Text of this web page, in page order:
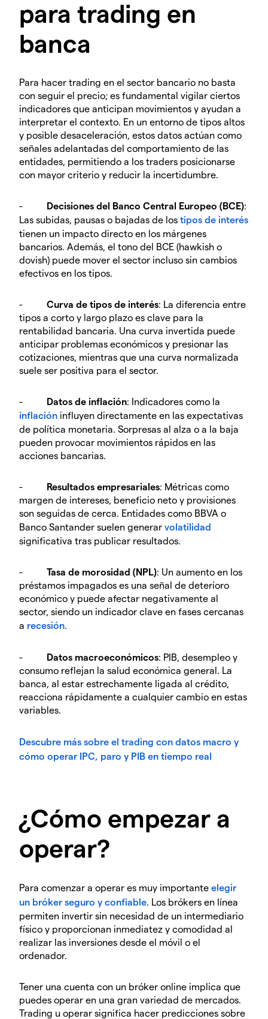
para trading en
banca
Para hacer trading en el sector bancario no basta
con seguir el precio; es fundamental vigilar ciertos
indicadores que anticipan movimientos y ayudan a
interpretar el contexto. En un entorno de tipos altos
y posible desaceleración, estos datos actúan como
señales adelantadas del comportamiento de las
entidades, permitiendo a los traders posicionarse
con mayor criterio y reducir la incertidumbre.
- Decisiones del Banco Central Europeo (BCE):
Las subidas, pausas o bajadas de los tipos de interés
tienen un impacto directo en los márgenes
bancarios. Además, el tono del BCE (hawkish o
dovish) puede mover el sector incluso sin cambios
efectivos en los tipos.
- Curva de tipos de interés: La diferencia entre
tipos a corto y largo plazo es clave para la
rentabilidad bancaria. Una curva invertida puede
anticipar problemas económicos y presionar las
cotizaciones, mientras que una curva normalizada
suele ser positiva para el sector.
- Datos de inflación: Indicadores como la
inflación influyen directamente en las expectativas
de política monetaria. Sorpresas al alza o a la baja
pueden provocar movimientos rápidos en las
acciones bancarias.
- Resultados empresariales: Métricas como
margen de intereses, beneficio neto y provisiones
son seguidas de cerca. Entidades como BBVA o
Banco Santander suelen generar volatilidad
significativa tras publicar resultados.
- Tasa de morosidad (NPL): Un aumento en los
préstamos impagados es una señal de deterioro
económico y puede afectar negativamente al
sector, siendo un indicador clave en fases cercanas
a recesión.
- Datos macroeconómicos: PIB, desempleo y
consumo reflejan la salud económica general. La
banca, al estar estrechamente ligada al crédito,
reacciona rápidamente a cualquier cambio en estas
variables.
Descubre más sobre el trading con datos macro y
cómo operar IPC, paro y PIB en tiempo real
¿Cómo empezar a
operar?
Para comenzar a operar es muy importante elegir
un bróker seguro y confiable. Los brókers en línea
permiten invertir sin necesidad de un intermediario
físico y proporcionan inmediatez y comodidad al
realizar las inversiones desde el móvil o el
ordenador.
Tener una cuenta con un bróker online implica que
puedes operar en una gran variedad de mercados.
Trading u operar significa hacer predicciones sobre